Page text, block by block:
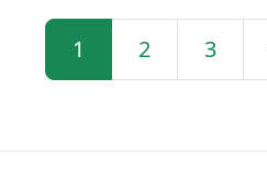
1 2 3